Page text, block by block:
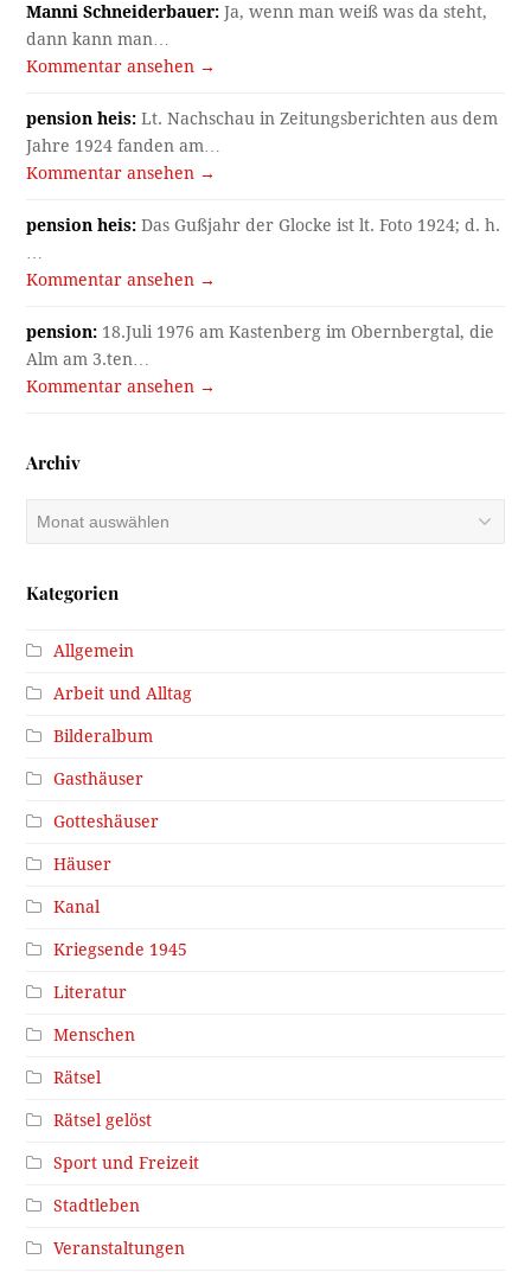
Manni Schneiderbauer: Ja, wenn man weiß was da steht,
dann kann man…
Kommentar ansehen →
pension heis: Lt. Nachschau in Zeitungsberichten aus dem
Jahre 1924 fanden am…
Kommentar ansehen →
pension heis: Das Gußjahr der Glocke ist lt. Foto 1924; d. h.
Kommentar ansehen →
pension: 18.Juli 1976 am Kastenberg im Obernbergtal, die
Alm am 3.ten…
Kommentar ansehen →
Archiv
Kategorien
Allgemein
Arbeit und Alltag
Bilderalbum
Gasthäuser
Gotteshäuser
Häuser
Kanal
Kriegsende 1945
Literatur
Menschen
Rätsel
Rätsel gelöst
Sport und Freizeit
Stadtleben
Veranstaltungen